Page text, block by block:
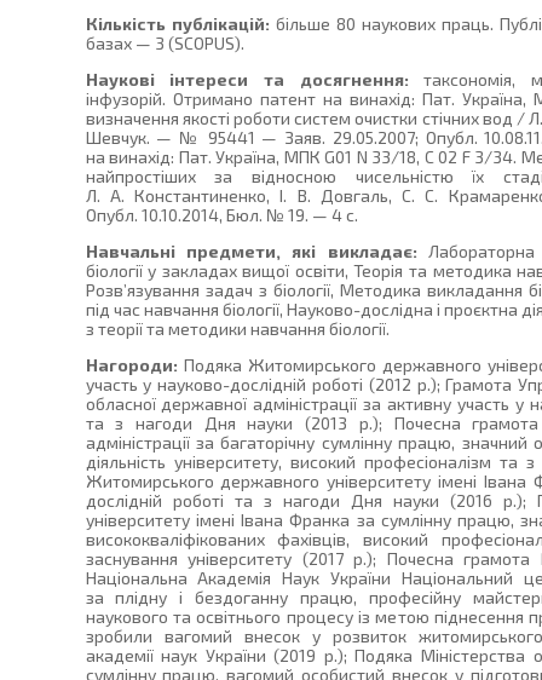
Кількість публікацій: більше 80 наукових праць.
базах — 3 (SCOPUS).
Наукові інтереси та досягнення: таксономія,
інфузорій. Отримано патент на винахід: Пат.
визначення якості роботи систем очистки стічних вод /
Шевчук. — № 95441 — Заяв. 29.05.2007; Опубл.
на винахід: Пат. Україна, МПК G01 N 33/18, C 02 F 3/34.
найпростіших за відносною чисельністю їх
Л. А. Константиненко, І. В. Довгаль, С. С.
Опубл. 10.10.2014, Бюл. № 19. — 4 с.
Навчальні предмети, які викладає:
біології у закладах вищої освіти, Теорія та методика
Розв’язування задач з біології, Методика викладання
під час навчання біології, Науково-дослідна і проєктна
з теорії та методики навчання біології.
Нагороди: Подяка Житомирського державного
участь у науково-дослідній роботі (2012 р.); Грамота
обласної державної адміністрації за активну участь у
та з нагоди Дня науки (2013 р.); Почесна грамота
адміністрації за багаторічну сумлінну працю,
діяльність університету, високий професіоналізм
Житомирського державного університету імені
дослідній роботі та з нагоди Дня науки (2016
університету імені Івана Франка за сумлінну працю,
висококваліфікованих фахівців, високий
заснування університету (2017 р.); Почесна грамота
Національна Академія Наук України Національний
за плідну і бездоганну працю, професійну
наукового та освітнього процесу із метою піднесення
зробили вагомий внесок у розвиток житомирського
академії наук України (2019 р.); Подяка Міністерства
сумлінну працю, вагомий особистий внесок у